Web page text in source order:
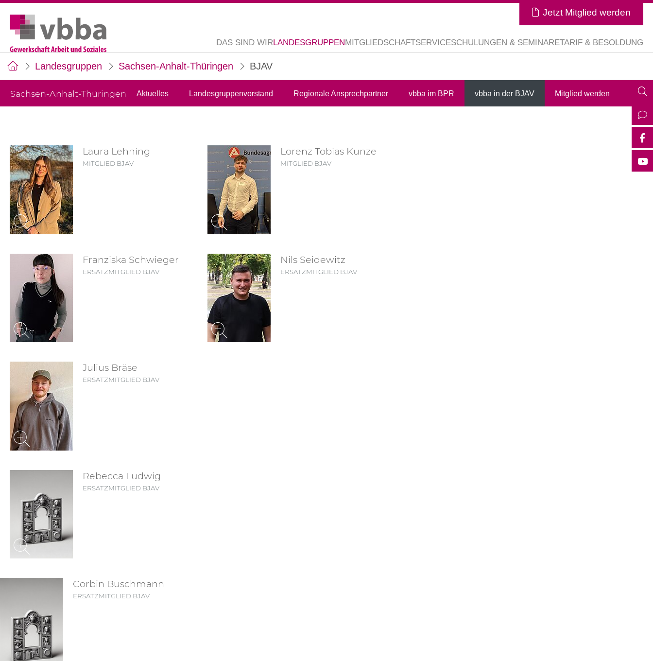
Jetzt Mitglied werden
DAS SIND WIRLANDESGRUPPENMITGLIEDSCHAFTSERVICESCHULUNGEN & SEMINARETARIF & BESOLDUNG
Landesgruppen Sachsen-Anhalt-Thüringen BJAV
Sachsen-Anhalt-Thüringen Aktuelles Landesgruppenvorstand Regionale Ansprechpartner vbba im BPR vbba in der BJAV Mitglied werden
Laura Lehning
MITGLIED BJAV
Lorenz Tobias Kunze
MITGLIED BJAV
Franziska Schwieger
ERSATZMITGLIED BJAV
Nils Seidewitz
ERSATZMITGLIED BJAV
Julius Bräse
ERSATZMITGLIED BJAV
Rebecca Ludwig
ERSATZMITGLIED BJAV
Corbin Buschmann
ERSATZMITGLIED BJAV